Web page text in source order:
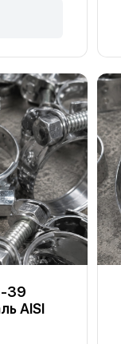
39
AISI